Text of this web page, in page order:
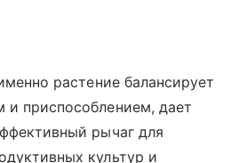
растение балансирует
приспособлением, дает
рычаг для
культур и